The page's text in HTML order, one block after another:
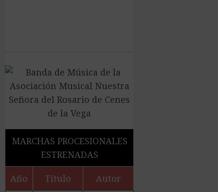
MARCHAS PROCESIONALES
ESTRENADAS
Año Título Autor